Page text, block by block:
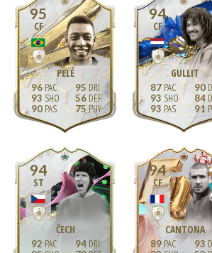
95
CF
PELÉ
96
93
90
95
56
75
94
CF
GULLIT
87
93
93
90
84
91
94
ST
ČECH
92
94
94
CF
CANTONA
89
93